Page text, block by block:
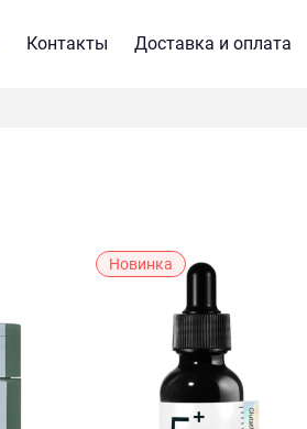
Контакты Доставка и оплата
Новинка